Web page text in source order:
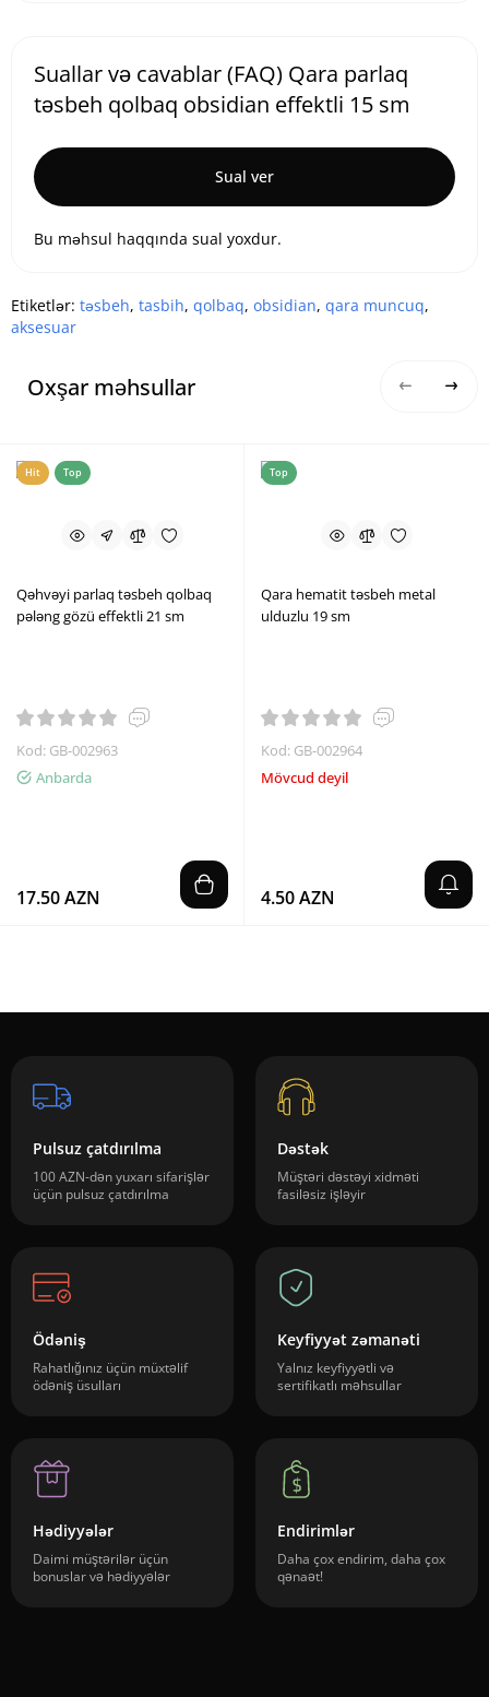
Suallar və cavablar (FAQ) Qara parlaq
təsbeh qolbaq obsidian effektli 15 sm
Sual ver
Bu məhsul haqqında sual yoxdur.
Etiketlər: təsbeh, tasbih, qolbaq, obsidian, qara muncuq,
aksesuar
Oxşar məhsullar
Hit Top
Qəhvəyi parlaq təsbeh qolbaq
pələng gözü effektli 21 sm
Kod: GB-002963
Anbarda
17.50 AZN
Top
Qara hematit təsbeh metal
ulduzlu 19 sm
Kod: GB-002964
Mövcud deyil
4.50 AZN
Pulsuz çatdırılma
100 AZN-dən yuxarı sifarişlər
üçün pulsuz çatdırılma
Dəstək
Müştəri dəstəyi xidməti
fasiləsiz işləyir
Ödəniş
Rahatlığınız üçün müxtəlif
ödəniş üsulları
Keyfiyyət zəmanəti
Yalnız keyfiyyətli və
sertifikatlı məhsullar
Hədiyyələr
Daimi müştərilər üçün
bonuslar və hədiyyələr
Endirimlər
Daha çox endirim, daha çox
qənaət!